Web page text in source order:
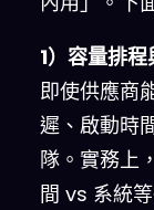
1）容量排
即使供應商
遲、啟動時
隊。實務上
間 vs 系統